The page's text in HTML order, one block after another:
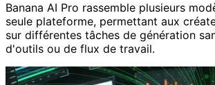
Banana AI Pro rassemble plusieurs
seule plateforme, permettant aux
sur différentes tâches de génération
d'outils ou de flux de travail.